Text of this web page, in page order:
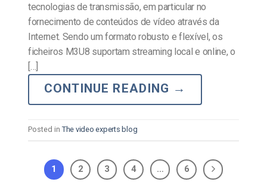
tecnologias de transmissão, em particular no
fornecimento de conteúdos de vídeo através da
Internet. Sendo um formato robusto e flexível, os
ficheiros M3U8 suportam streaming local e online, o
[…]
CONTINUE READING →
Posted in The video experts blog
1 2 3 4 … 6